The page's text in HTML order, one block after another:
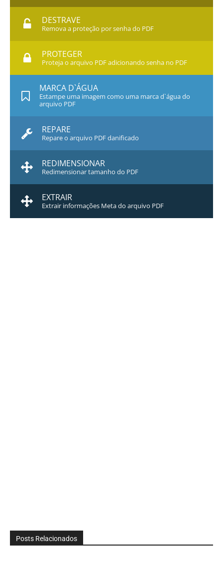
DESTRAVE
Remova a proteção por senha do PDF
PROTEGER
Proteja o arquivo PDF adicionando senha no PDF
MARCA D`ÁGUA
Estampe uma imagem como uma marca d`água do
arquivo PDF
REPARE
Repare o arquivo PDF danificado
REDIMENSIONAR
Redimensionar tamanho do PDF
EXTRAIR
Extrair informações Meta do arquivo PDF
Posts Relacionados